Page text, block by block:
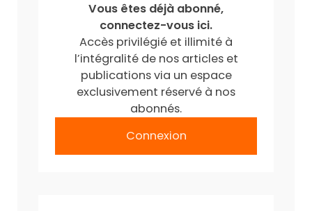
Vous êtes déjà abonné,
connectez-vous ici.
Accès privilégié et illimité à
l’intégralité de nos articles et
publications via un espace
exclusivement réservé à nos
abonnés.
Connexion